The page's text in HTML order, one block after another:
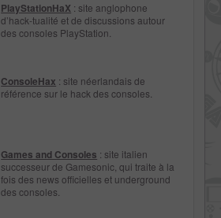
PlayStationHaX : site anglophone
d’hack-tualité et de discussions autour
des consoles PlayStation.
ConsoleHax : site néerlandais de
référence sur le hack des consoles.
Games and Consoles : site italien
successeur de Gamesonic, qui traite à la
fois des news officielles et underground
des consoles.